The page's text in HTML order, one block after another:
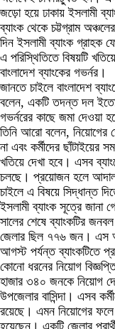
জড়ো হয়ে ঢাকায় ইসলামী
ব্যাংক থেকে চট্টগ্রাম
দিন ইসলামী ব্যাংক গ্রাহক
এ পরিস্থিতিতে বিষয়টি
বাংলাদেশ ব্যাংকের গভর্নর।
জানতে চাইলে বাংলাদেশ
বলেন, একটি তদন্ত দল
গভর্নরের কাছে জমা দেওয়া
তিনি আরো বলেন, নিয়োগের
না এবং কর্মীদের ছাঁটাইয়ের
খতিয়ে দেখা হবে। এসব
চলছে। প্রয়োজন হলে
চাইলে এ বিষয়ে সিদ্ধান্ত
ইসলামী ব্যাংক সূত্রে জানা
সালের শেষে ব্যাংকটির
জেলার ছিল ৭৭৬ জন। এস
আগস্ট পর্যন্ত ব্যাংকটিতে
কোনো ধরনের নিয়োগ
হাজার ৩৪০ জনকে নিয়োগ
উপজেলার বাসিন্দা। এসব
রয়েছে। এমন নিয়োগের ফলে
হয়েছেন। একটি জেলার